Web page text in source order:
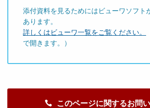
添付資料を見るためにはビューワソフト
あります。
詳しくはビューワ一覧をご覧ください。
で開きます。）
このページに関するお問